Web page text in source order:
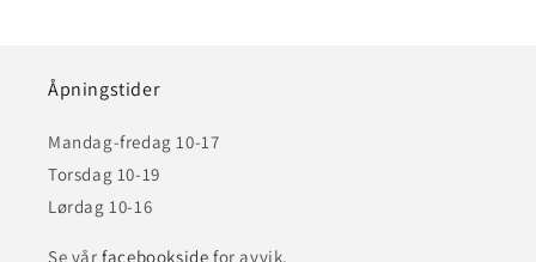
Åpningstider
Mandag-fredag 10-17
Torsdag 10-19
Lørdag 10-16
Se vårfacebookside for avvik.